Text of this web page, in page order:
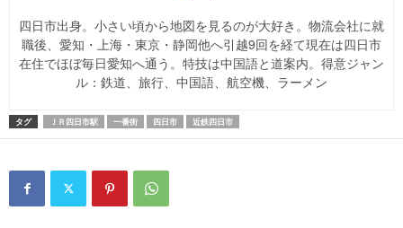
四日市出身。小さい頃から地図を見るのが大好き。物流会社に就
職後、愛知・上海・東京・静岡他へ引越9回を経て現在は四日市
在住でほぼ毎日愛知へ通う。特技は中国語と道案内。得意ジャン
ル：鉄道、旅行、中国語、航空機、ラーメン
タグ ＪＲ四日市駅 一番街 四日市 近鉄四日市